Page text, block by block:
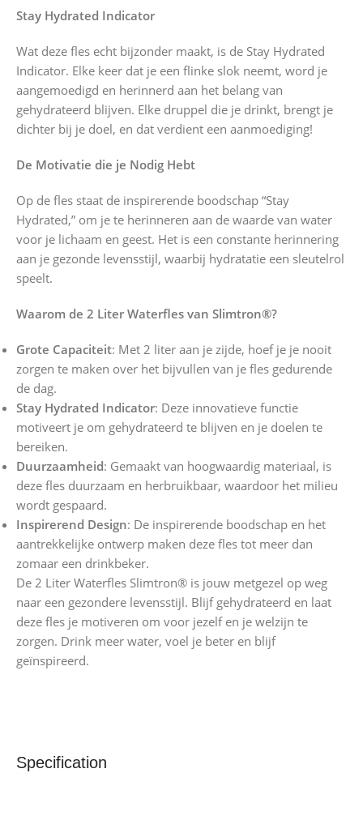
Stay Hydrated Indicator
Wat deze fles echt bijzonder maakt, is de Stay Hydrated
Indicator. Elke keer dat je een flinke slok neemt, word je
aangemoedigd en herinnerd aan het belang van
gehydrateerd blijven. Elke druppel die je drinkt, brengt je
dichter bij je doel, en dat verdient een aanmoediging!
De Motivatie die je Nodig Hebt
Op de fles staat de inspirerende boodschap “Stay
Hydrated,” om je te herinneren aan de waarde van water
voor je lichaam en geest. Het is een constante herinnering
aan je gezonde levensstijl, waarbij hydratatie een sleutelrol
speelt.
Waarom de 2 Liter Waterfles van Slimtron®?
Grote Capaciteit: Met 2 liter aan je zijde, hoef je je nooit
zorgen te maken over het bijvullen van je fles gedurende
de dag.
Stay Hydrated Indicator: Deze innovatieve functie
motiveert je om gehydrateerd te blijven en je doelen te
bereiken.
Duurzaamheid: Gemaakt van hoogwaardig materiaal, is
deze fles duurzaam en herbruikbaar, waardoor het milieu
wordt gespaard.
Inspirerend Design: De inspirerende boodschap en het
aantrekkelijke ontwerp maken deze fles tot meer dan
zomaar een drinkbeker.
De 2 Liter Waterfles Slimtron® is jouw metgezel op weg
naar een gezondere levensstijl. Blijf gehydrateerd en laat
deze fles je motiveren om voor jezelf en je welzijn te
zorgen. Drink meer water, voel je beter en blijf
geïnspireerd.
Specification